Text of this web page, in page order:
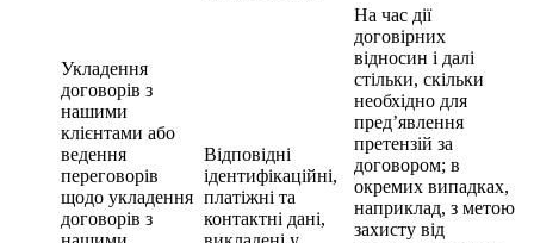
Укладення
договорів з
нашими
клієнтами або
ведення
переговорів
щодо укладення
договорів з
Відповідні
ідентифікаційні,
платіжні та
контактні дані,
На час дії
договірних
відносин і далі
стільки, скільки
необхідно для
пред’явлення
претензій за
договором; в
окремих випадках,
наприклад, з метою
захисту від